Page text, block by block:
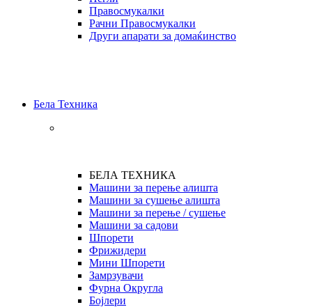
Правосмукалки
Рачни Правосмукалки
Други апарати за домаќинство
Бела Техника
БЕЛА ТЕХНИКА
Машини за перење алишта
Машини за сушење алишта
Машини за перење / сушење
Машини за садови
Шпорети
Фрижидери
Мини Шпорети
Замрзувачи
Фурна Округла
Бојлери